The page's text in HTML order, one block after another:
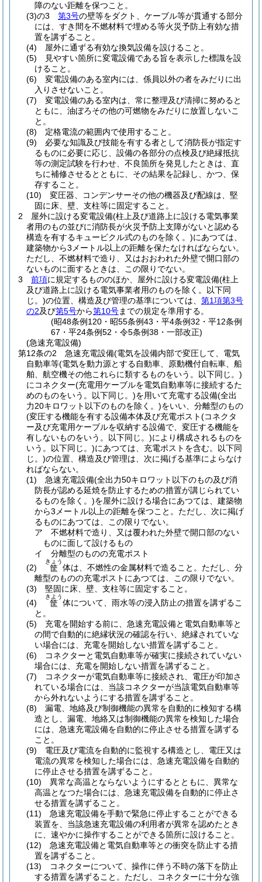
障のない距離を保つこと。
(3)の3
第3号の壁等をダクト、ケーブル等が貫通する部分
には、すき間を不燃材料で埋める等火災予防上有効な措
置を講ずること。
(4)
屋外に通ずる有効な換気設備を設けること。
(5)
見やすい箇所に変電設備である旨を表示した標識を設
けること。
(6)
変電設備のある室内には、係員以外の者をみだりに出
入りさせないこと。
(7)
変電設備のある室内は、常に整理及び清掃に努めると
ともに、油ぼろその他の可燃物をみだりに放置しないこ
と。
(8)
定格電流の範囲内で使用すること。
(9)
必要な知識及び技能を有する者として消防長が指定す
るものに必要に応じ、設備の各部分の点検及び絶縁抵抗
等の測定試験を行わせ、不良箇所を発見したときは、直
ちに補修させるとともに、その結果を記録し、かつ、保
存すること。
(10)
変圧器、コンデンサーその他の機器及び配線は、堅
固に床、壁、支柱等に固定すること。
2
屋外に設ける変電設備(柱上及び道路上に設ける電気事業
者用のもの並びに消防長が火災予防上支障がないと認める
構造を有するキュービクル式のものを除く。)にあつては、
建築物から3メートル以上の距離を保たなければならない。
ただし、不燃材料で造り、又はおおわれた外壁で開口部の
ないものに面するときは、この限りでない。
3
前項に規定するもののほか、屋外に設ける変電設備(柱上
及び道路上に設ける電気事業者用のものを除く。以下同
じ。)の位置、構造及び管理の基準については、 第1項第3号
の2及び第5号から第10号までの規定を準用する。
(昭48条例120・昭55条例43・平4条例32・平12条例
67・平24条例52・令5条例38・一部改正)
(急速充電設備)
第12条の2
急速充電設備(電気を設備内部で変圧して、電気
自動車等(電気を動力源とする自動車、原動機付自転車、船
舶、航空機その他これらに類するものをいう。以下同じ。)
にコネクター(充電用ケーブルを電気自動車等に接続するた
めのものをいう。以下同じ。)を用いて充電する設備(全出
力20キロワット以下のものを除く。)をいい、分離型のもの
(変圧する機能を有する設備本体及び充電ポスト(コネクタ
ー及び充電用ケーブルを収納する設備で、変圧する機能を
有しないものをいう。以下同じ。)により構成されるものを
いう。以下同じ。)にあつては、充電ポストを含む。以下同
じ。)の位置、構造及び管理は、次に掲げる基準によらなけ
ればならない。
(1)
急速充電設備(全出力50キロワット以下のもの及び消
防長が認める延焼を防止するための措置が講じられてい
るものを除く。)を屋外に設ける場合にあつては、建築物
から3メートル以上の距離を保つこと。 ただし、次に掲げ
るものにあつては、この限りでない。
ア
不燃材料で造り、又は覆われた外壁で開口部のない
ものに面して設けるもの
イ
分離型のものの充電ポスト
(2)
筐
きょう
体は、不燃性の金属材料で造ること。 ただし、分
離型のものの充電ポストにあつては、この限りでない。
(3)
堅固に床、壁、支柱等に固定すること。
(4)
筐
きよう
体について、雨水等の浸入防止の措置を講ずるこ
と。
(5)
充電を開始する前に、急速充電設備と電気自動車等と
の間で自動的に絶縁状況の確認を行い、絶縁されていな
い場合には、充電を開始しない措置を講ずること。
(6)
コネクターと電気自動車等が確実に接続されていない
場合には、充電を開始しない措置を講ずること。
(7)
コネクターが電気自動車等に接続され、電圧が印加さ
れている場合には、当該コネクターが当該電気自動車等
から外れないようにする措置を講ずること。
(8)
漏電、地絡及び制御機能の異常を自動的に検知する構
造とし、漏電、地絡又は制御機能の異常を検知した場合
には、急速充電設備を自動的に停止させる措置を講ずる
こと。
(9)
電圧及び電流を自動的に監視する構造とし、電圧又は
電流の異常を検知した場合には、急速充電設備を自動的
に停止させる措置を講ずること。
(10)
異常な高温とならないようにするとともに、異常な
高温となつた場合には、急速充電設備を自動的に停止さ
せる措置を講ずること。
(11)
急速充電設備を手動で緊急に停止することができる
装置を、当該急速充電設備の利用者が異常を認めたとき
に、速やかに操作することができる箇所に設けること。
(12)
急速充電設備と電気自動車等との衝突を防止する措
置を講ずること。
(13)
コネクターについて、操作に伴う不時の落下を防止
する措置を講ずること。 ただし、コネクターに十分な強